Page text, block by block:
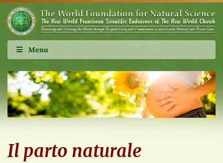
Menu
Il parto naturale